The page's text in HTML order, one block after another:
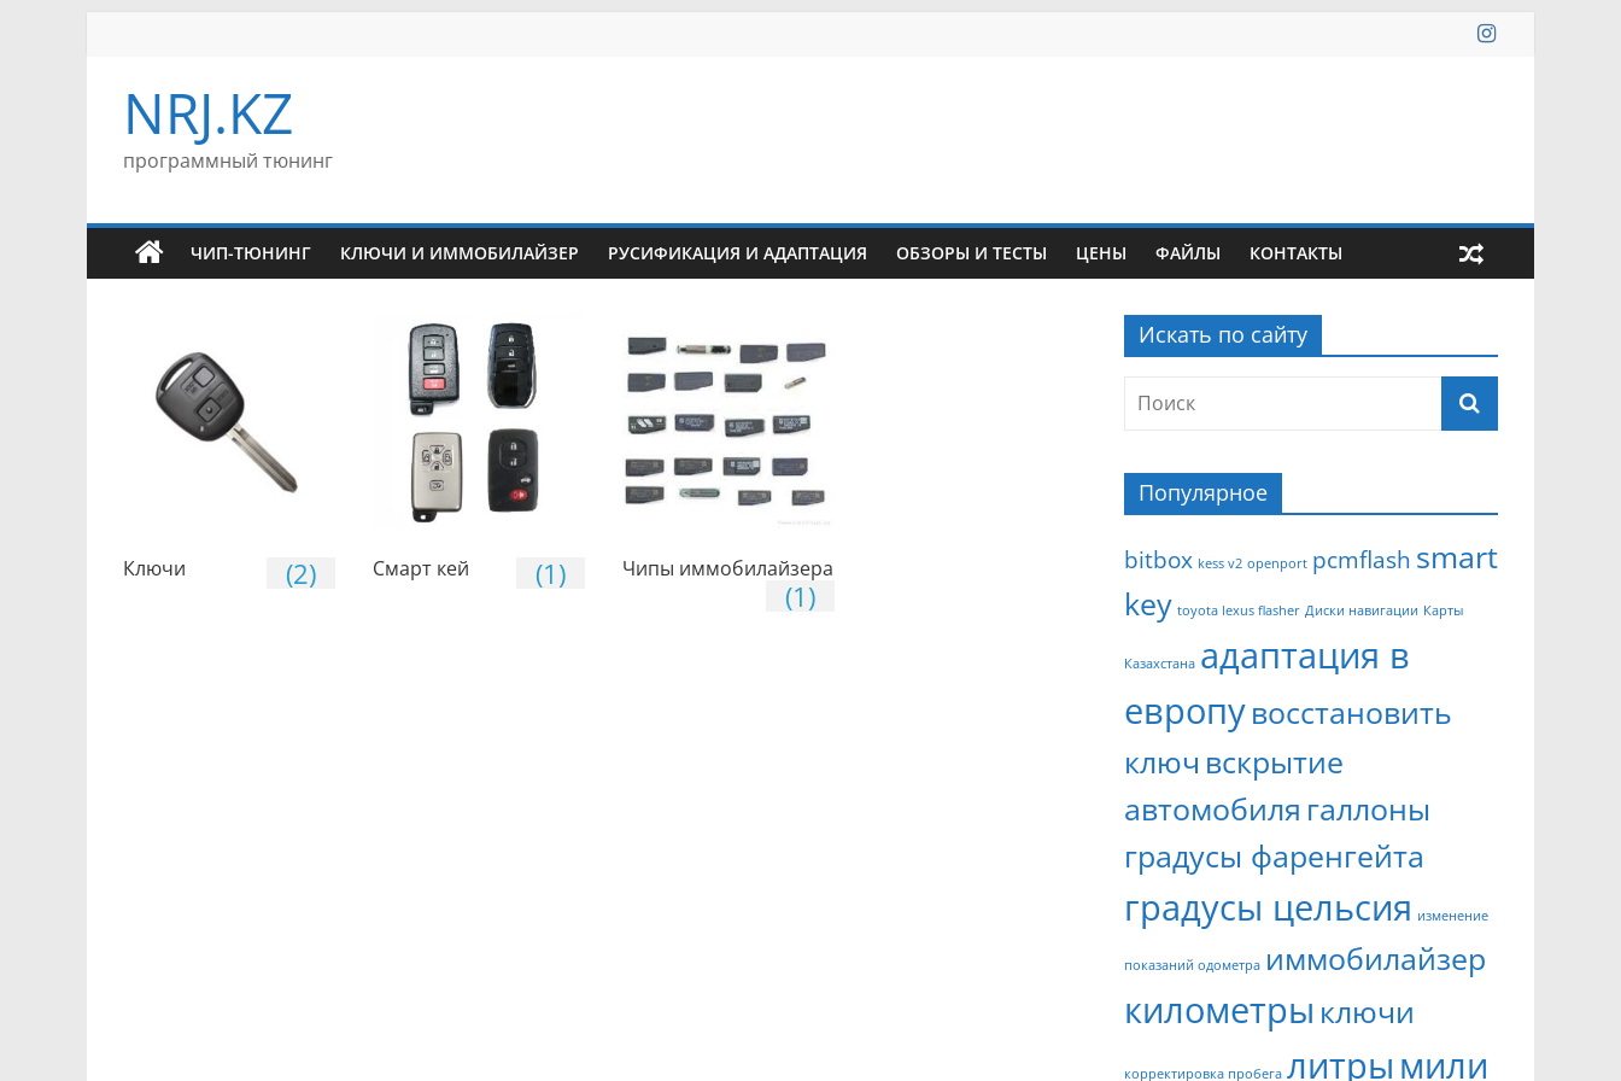
NRJ.KZ
программный тюнинг
ЧИП-ТЮНИНГ КЛЮЧИ И ИММОБИЛАЙЗЕР РУСИФИКАЦИЯ И АДАПТАЦИЯ ОБЗОРЫ И ТЕСТЫ ЦЕНЫ ФАЙЛЫ КОНТАКТЫ
Ключи (2) Смарт кей (1) Чипы иммобилайзера
(1)
Искать по сайту
Популярное
bitbox kess v2 openport pcmflash smart
key toyota lexus flasher Диски навигации Карты
Казахстана адаптация в
европувосстановить
ключ вскрытие
автомобиля галлоны
градусы фаренгейта
градусы цельсия изменение
показаний одометра иммобилайзер
километры ключи
корректировка пробега литры мили